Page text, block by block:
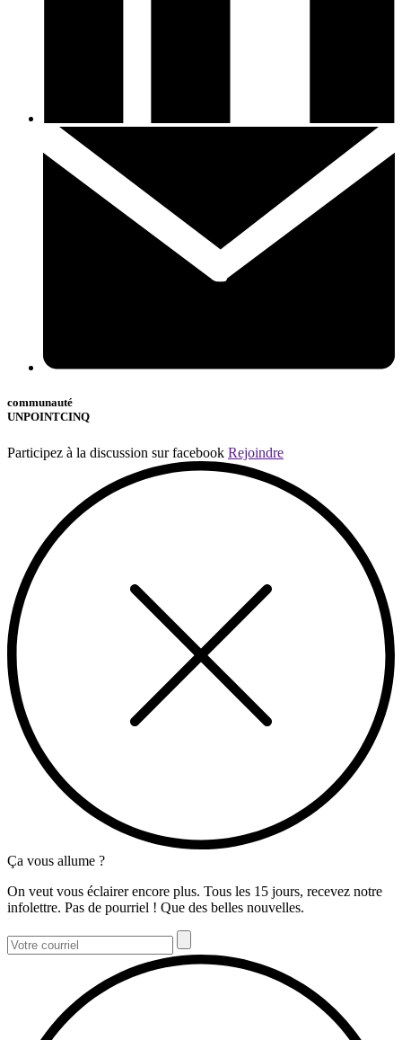
communauté
UNPOINTCINQ
Participez à la discussion sur facebook Rejoindre
Ça vous allume ?
On veut vous éclairer encore plus. Tous les 15 jours, recevez notre
infolettre. Pas de pourriel ! Que des belles nouvelles.